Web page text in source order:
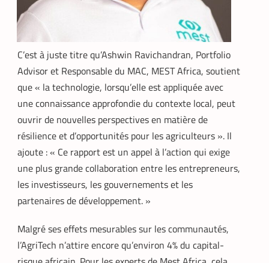
C’est à juste titre qu’Ashwin Ravichandran, Portfolio
Advisor et Responsable du MAC, MEST Africa, soutient
que « la technologie, lorsqu’elle est appliquée avec
une connaissance approfondie du contexte local, peut
ouvrir de nouvelles perspectives en matière de
résilience et d’opportunités pour les agriculteurs ». Il
ajoute : « Ce rapport est un appel à l’action qui exige
une plus grande collaboration entre les entrepreneurs,
les investisseurs, les gouvernements et les
partenaires de développement. »
Malgré ses effets mesurables sur les communautés,
l’AgriTech n’attire encore qu’environ 4% du capital-
TECH AFRIQUE ,
VTC
partenaires Yango s’est imposé comme
l’un des meilleurs
La Rédaction 14 mai 2026